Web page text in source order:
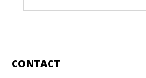
CONTACT